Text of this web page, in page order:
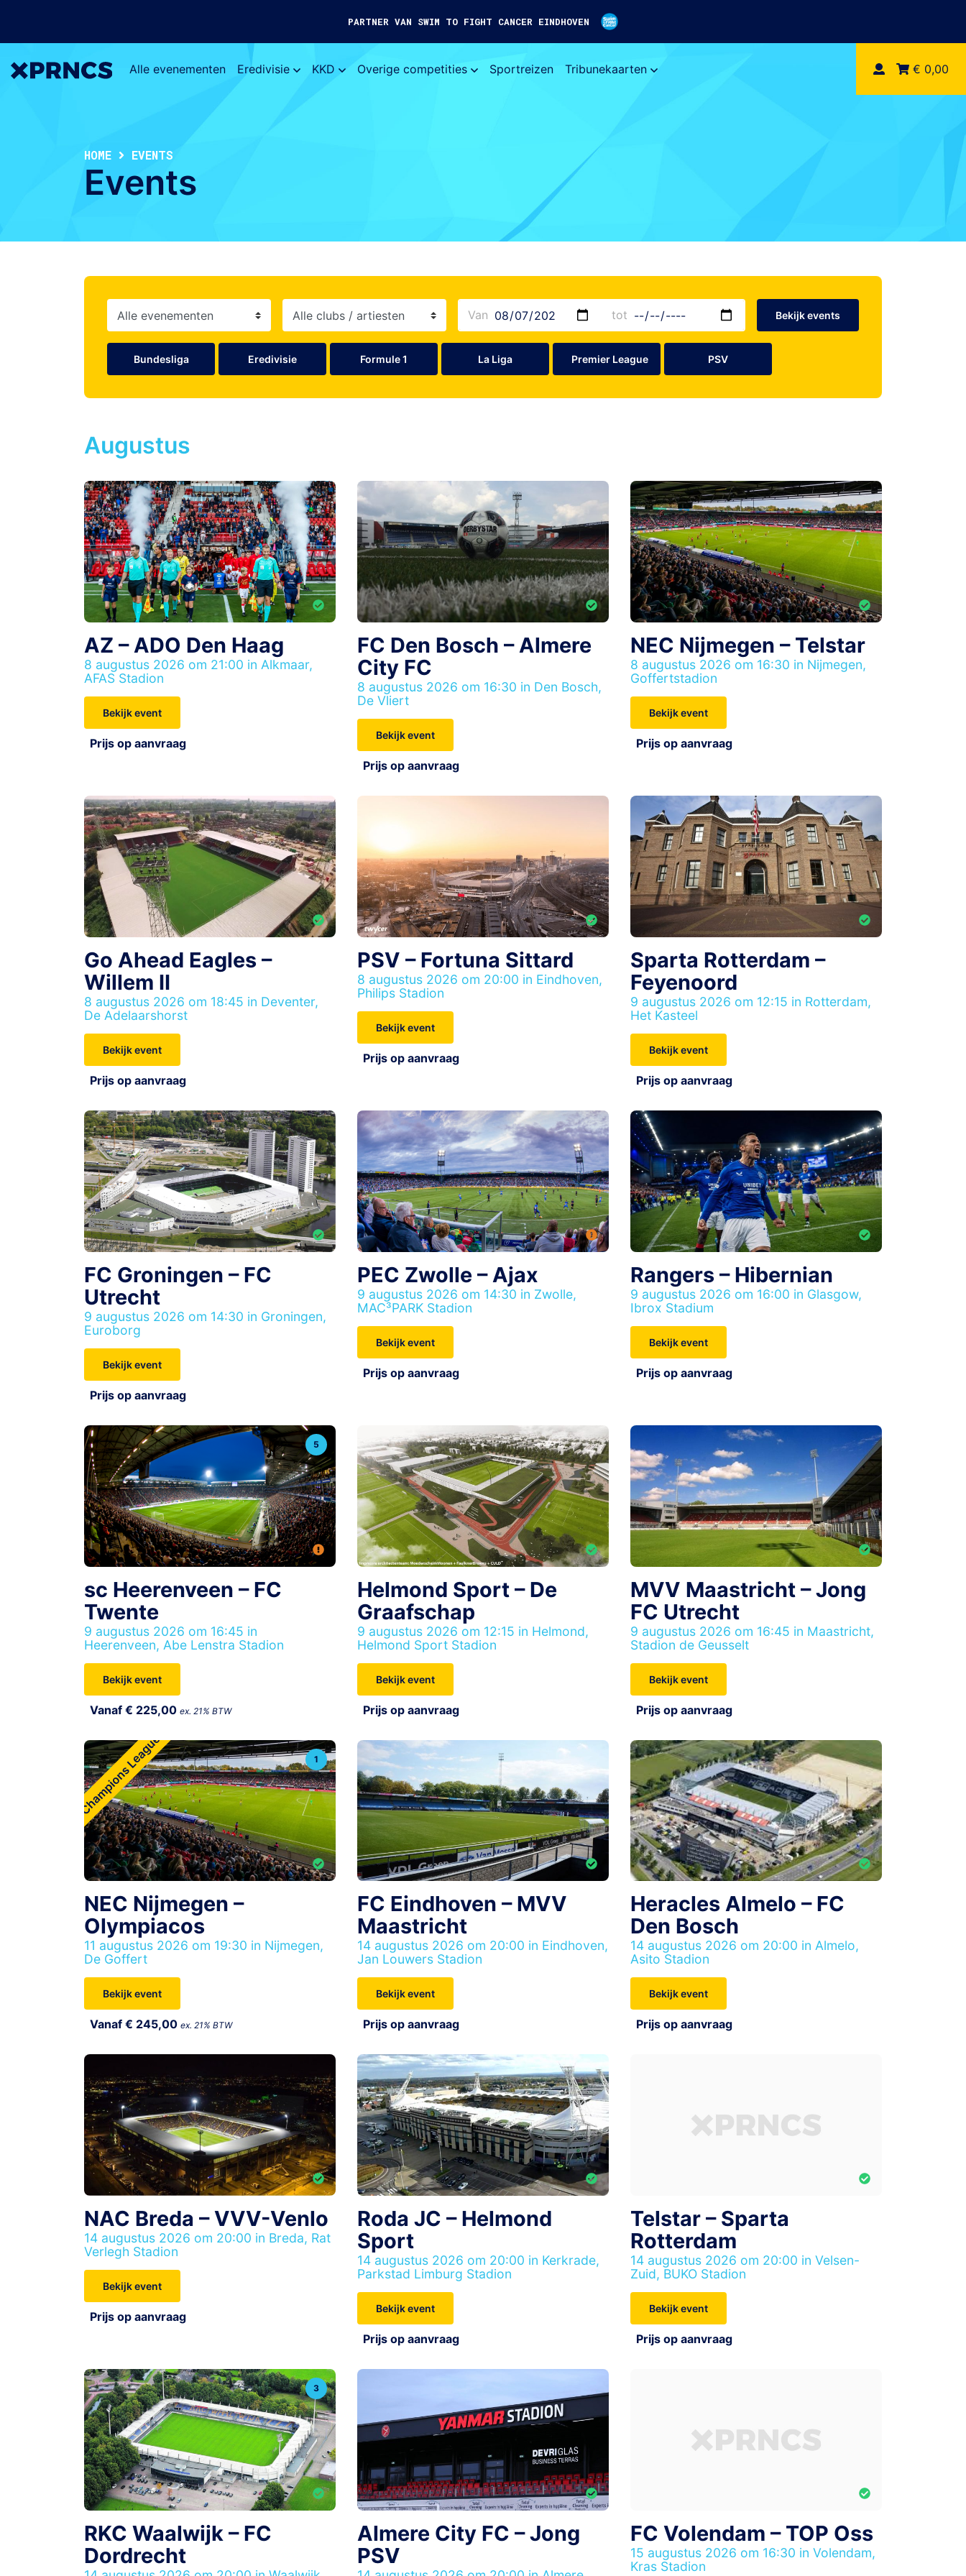
PARTNER VAN SWIM TO FIGHT CANCER EINDHOVEN
Alle evenementen Eredivisie KKD Overige competities Sportreizen Tribunekaarten € 0,00
HOME EVENTS
Events
Bekijk events
Bundesliga Eredivisie Formule 1 La Liga Premier League PSV
Augustus
AZ – ADO Den Haag
8 augustus 2026 om 21:00 in Alkmaar,
AFAS Stadion
Bekijk event
Prijs op aanvraag
FC Den Bosch – Almere
City FC
8 augustus 2026 om 16:30 in Den Bosch,
De Vliert
Bekijk event
Prijs op aanvraag
NEC Nijmegen – Telstar
8 augustus 2026 om 16:30 in Nijmegen,
Goffertstadion
Bekijk event
Prijs op aanvraag
Go Ahead Eagles –
Willem II
8 augustus 2026 om 18:45 in Deventer,
De Adelaarshorst
Bekijk event
Prijs op aanvraag
PSV – Fortuna Sittard
8 augustus 2026 om 20:00 in Eindhoven,
Philips Stadion
Bekijk event
Prijs op aanvraag
Sparta Rotterdam –
Feyenoord
9 augustus 2026 om 12:15 in Rotterdam,
Het Kasteel
Bekijk event
Prijs op aanvraag
FC Groningen – FC
Utrecht
9 augustus 2026 om 14:30 in Groningen,
Euroborg
Bekijk event
Prijs op aanvraag
PEC Zwolle – Ajax
9 augustus 2026 om 14:30 in Zwolle,
MAC³PARK Stadion
Bekijk event
Prijs op aanvraag
Rangers – Hibernian
9 augustus 2026 om 16:00 in Glasgow,
Ibrox Stadium
Bekijk event
Prijs op aanvraag
sc Heerenveen – FC
Twente
9 augustus 2026 om 16:45 in
Heerenveen, Abe Lenstra Stadion
Bekijk event
Vanaf € 225,00 ex. 21% BTW
5
Helmond Sport – De
Graafschap
9 augustus 2026 om 12:15 in Helmond,
Helmond Sport Stadion
Bekijk event
Prijs op aanvraag
MVV Maastricht – Jong
FC Utrecht
9 augustus 2026 om 16:45 in Maastricht,
Stadion de Geusselt
Bekijk event
Prijs op aanvraag
Champions League
NEC Nijmegen –
Olympiacos
11 augustus 2026 om 19:30 in Nijmegen,
De Goffert
Bekijk event
Vanaf € 245,00 ex. 21% BTW
1
FC Eindhoven – MVV
Maastricht
14 augustus 2026 om 20:00 in Eindhoven,
Jan Louwers Stadion
Bekijk event
Prijs op aanvraag
Heracles Almelo – FC
Den Bosch
14 augustus 2026 om 20:00 in Almelo,
Asito Stadion
Bekijk event
Prijs op aanvraag
NAC Breda – VVV-Venlo
14 augustus 2026 om 20:00 in Breda, Rat
Verlegh Stadion
Bekijk event
Prijs op aanvraag
Roda JC – Helmond
Sport
14 augustus 2026 om 20:00 in Kerkrade,
Parkstad Limburg Stadion
Bekijk event
Prijs op aanvraag
Telstar – Sparta
Rotterdam
14 augustus 2026 om 20:00 in Velsen-
Zuid, BUKO Stadion
Bekijk event
Prijs op aanvraag
RKC Waalwijk – FC
Dordrecht
3
Almere City FC – Jong
PSV
FC Volendam – TOP Oss
15 augustus 2026 om 16:30 in Volendam,
Kras Stadion